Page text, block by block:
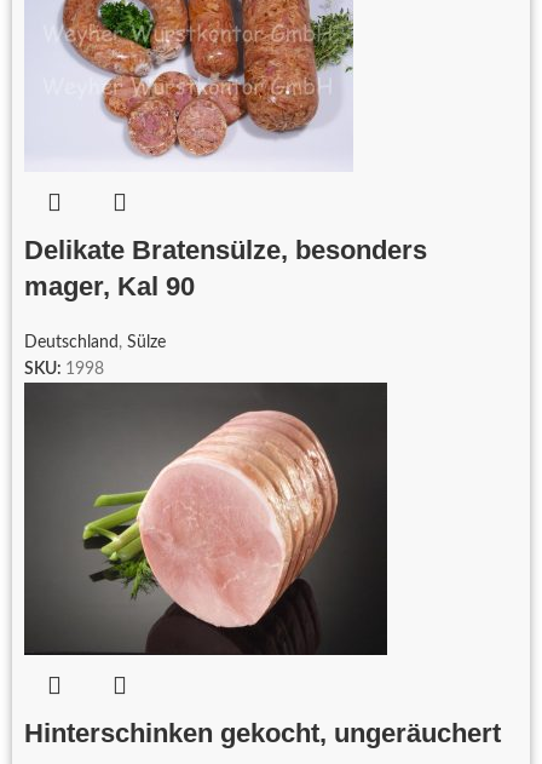
Delikate Bratensülze, besonders
mager, Kal 90
Deutschland , Sülze
SKU: 1998
Hinterschinken gekocht, ungeräuchert